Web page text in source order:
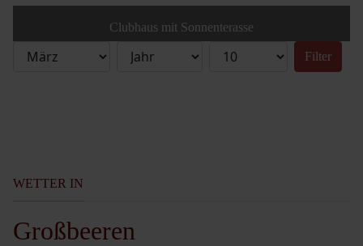
Clubhaus mit Sonnenterasse
Filter
WETTER IN
Großbeeren